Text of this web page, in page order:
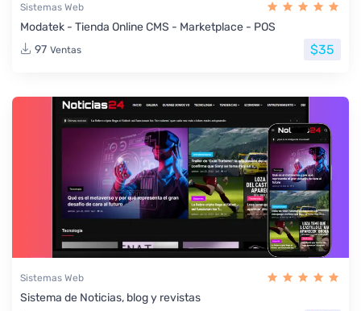
Sistemas Web
Modatek - Tienda Online CMS - Marketplace - POS
97 Ventas $35
Sistemas Web
Sistema de Noticias, blog y revistas